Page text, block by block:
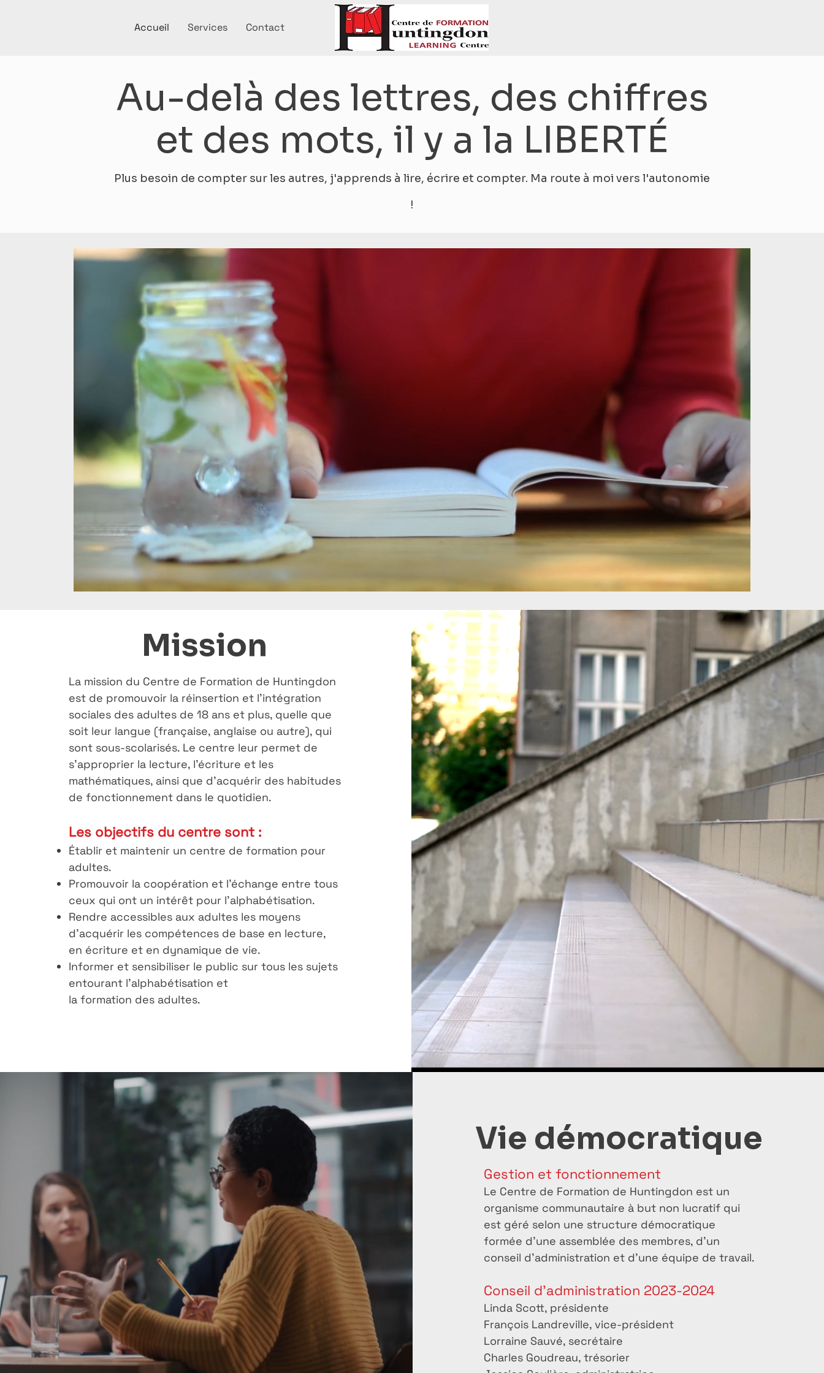
Accueil Services Contact
Au-delà des lettres, des chiffres
et des mots, il y a la LIBERTÉ
Plus besoin de compter sur les autres, j'apprends à lire, écrire et compter. Ma route à moi vers l'autonomie
!
Mission
La mission du Centre de Formation de Huntingdon
est de promouvoir la réinsertion et l'intégration
sociales des adultes de 18 ans et plus, quelle que
soit leur langue (française, anglaise ou autre), qui
sont sous-scolarisés. Le centre leur permet de
s'approprier la lecture, l'écriture et les
mathématiques, ainsi que d'acquérir des habitudes
de fonctionnement dans le quotidien.
Les objectifs du centre sont :
Établir et maintenir un centre de formation pour
adultes.
Promouvoir la coopération et l'échange entre tous
ceux qui ont un intérêt pour l'alphabétisation.
Rendre accessibles aux adultes les moyens
d'acquérir les compétences de base en lecture,
en écriture et en dynamique de vie.
Informer et sensibiliser le public sur tous les sujets
entourant l'alphabétisation et
la formation des adultes.
Gestion et fonctionnement
Le Centre de Formation de Huntingdon est un
organisme communautaire à but non lucratif qui
est géré selon une structure démocratique
formée d’une assemblée des membres, d’un
conseil d’administration et d’une équipe de travail.
Conseil d’administration 2023-2024
Linda Scott, présidente
François Landreville, vice-président
Lorraine Sauvé, secrétaire
Charles Goudreau, trésorier
Vie démocratique